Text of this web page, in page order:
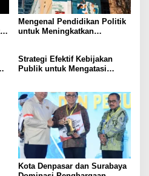
Mengenal Pendidikan Politik
untuk Meningkatkan
Strategi Efektif Kebijakan
Publik untuk Mengatasi
Kota Denpasar dan Surabaya